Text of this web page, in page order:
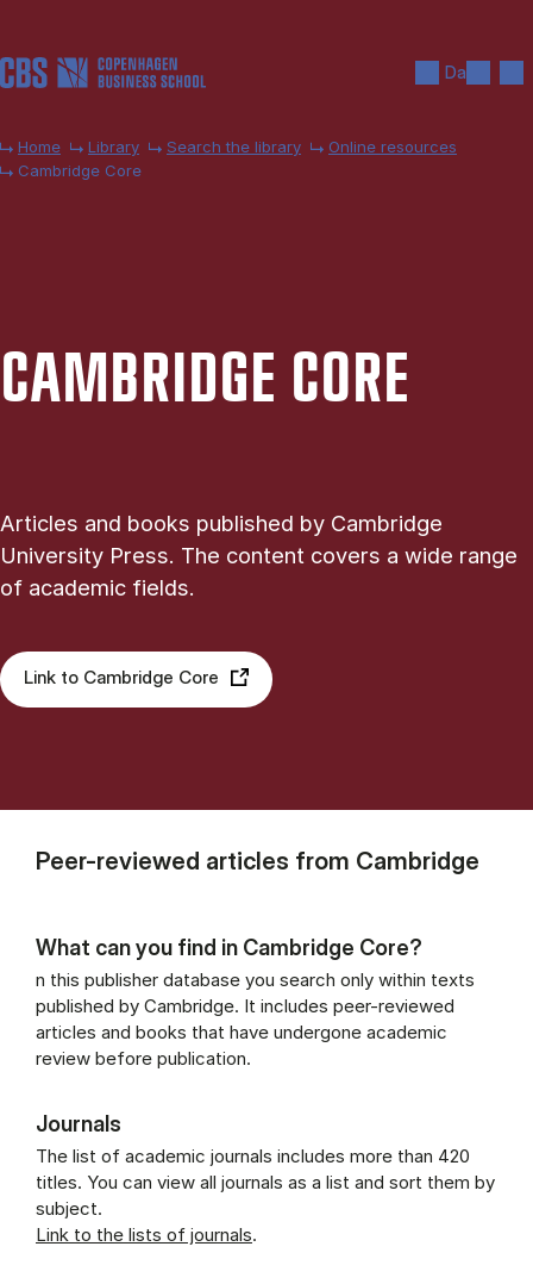
Da
Home Library Search the library
Online resources
Cambridge Core
CAM­BRIDGE CORE
Articles and books published by Cambridge
University Press. The content covers a wide range
of academic fields.
Link to Cambridge Core
Peer-reviewed articles from Cambridge
What can you find in Cambridge Core?
n this publisher database you search only within texts
published by Cambridge. It includes peer-reviewed
articles and books that have undergone academic
review before publication.
Journals
The list of academic journals includes more than 420
titles. You can view all journals as a list and sort them by
subject.
Link to the lists of journals.